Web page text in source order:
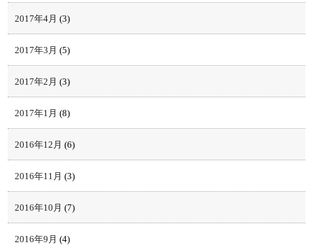
2017年4月 (3)
2017年3月 (5)
2017年2月 (3)
2017年1月 (8)
2016年12月 (6)
2016年11月 (3)
2016年10月 (7)
2016年9月 (4)